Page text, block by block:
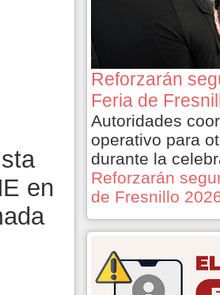
en
Reforzarán
Feria de
Autoridades
operativo para
durante la
Reforzarán
de Fresnillo